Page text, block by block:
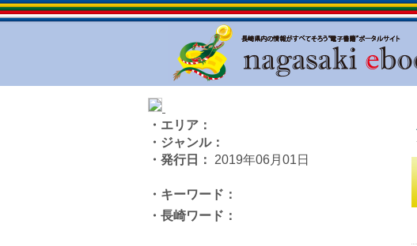
・エリア：
・ジャンル：
・発行日：
2019年06月01日
・キーワード：
・長崎ワード：